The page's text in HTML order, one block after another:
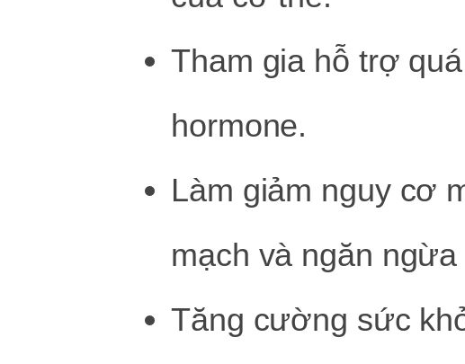
Tham gia hỗ trợ
hormone.
Làm giảm nguy cơ
mạch và ngăn
Tăng cường sức